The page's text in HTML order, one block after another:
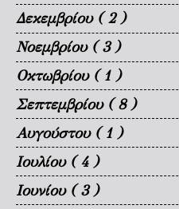
Δεκεμβρίου ( 2 )
Νοεμβρίου ( 3 )
Οκτωβρίου ( 1 )
Σεπτεμβρίου ( 8 )
Αυγούστου ( 1 )
Ιουλίου ( 4 )
Ιουνίου ( 3 )